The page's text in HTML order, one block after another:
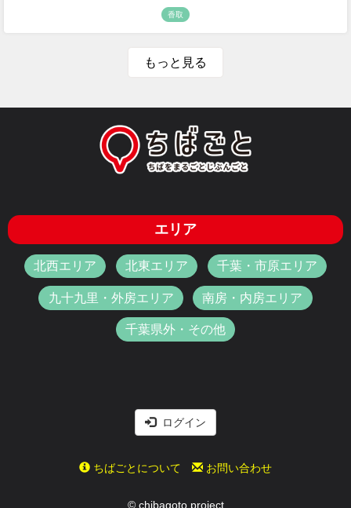
香取
もっと見る
エリア
北西エリア 北東エリア 千葉・市原エリア
九十九里・外房エリア 南房・内房エリア
千葉県外・その他
ログイン
ちばごとについて お問い合わせ
© chibagoto project